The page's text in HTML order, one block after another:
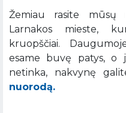
Žemiau rasite mūsų
Larnakos mieste,
kruopščiai.
esame buvę patys, o
netinka, nakvynę
nuorodą.